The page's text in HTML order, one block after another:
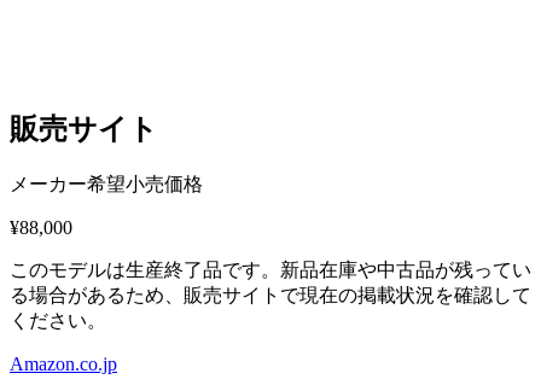
販売サイト
メーカー希望小売価格
¥88,000
このモデルは生産終了品です。新品在庫や中古品が残ってい
る場合があるため、販売サイトで現在の掲載状況を確認して
ください。
Amazon.co.jp